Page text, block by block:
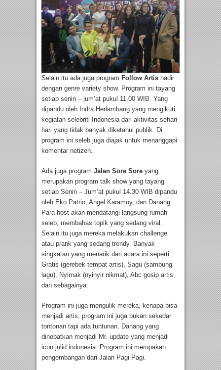
Selain itu ada juga program Follow Artis hadir
dengan genre variety show. Program ini tayang
setiap senin – jum’at pukul 11.00 WIB. Yang
dipandu oleh Indra Herlambang yang mengikuti
kegiatan selebriti Indonesia dari aktivitas sehari-
hari yang tidak banyak diketahui publik. Di
program ini seleb juga diajak untuk menanggapi
komentar netizen.
Ada juga program Jalan Sore Sore yang
merupakan program talk show yang tayang
setiap Senin – Jum’at pukul 14.30 WIB dipandu
oleh Eko Patrio, Angel Karamoy, dan Danang.
Para host akan mendatangi langsung rumah
seleb, membahas topik yang sedang viral.
Selain itu juga mereka melakukan challenge
atau prank yang sedang trendy. Banyak
singkatan yang menarik dari acara ini seperti
Gratis (gerebek tempat artis), Sagu (sambung
lagu), Nyimak (nyinyir nikmat), Abc gosip artis,
dan sebagainya.
Program ini juga mengulik mereka, kenapa bisa
menjadi artis, program ini juga bukan sekedar
tontonan tapi ada tuntunan. Danang yang
dinobatkan menjadi Mr. update yang menjadi
icon julid indonesia. Program ini merupakan
pengembangan dari Jalan Pagi Pagi.